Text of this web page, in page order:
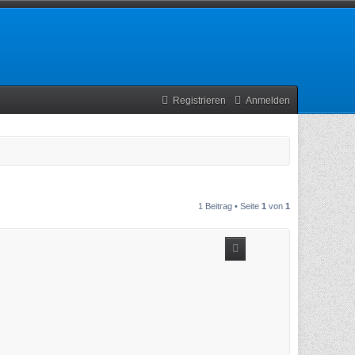
Anmelden
Registrieren
1 Beitrag • Seite 1 von 1